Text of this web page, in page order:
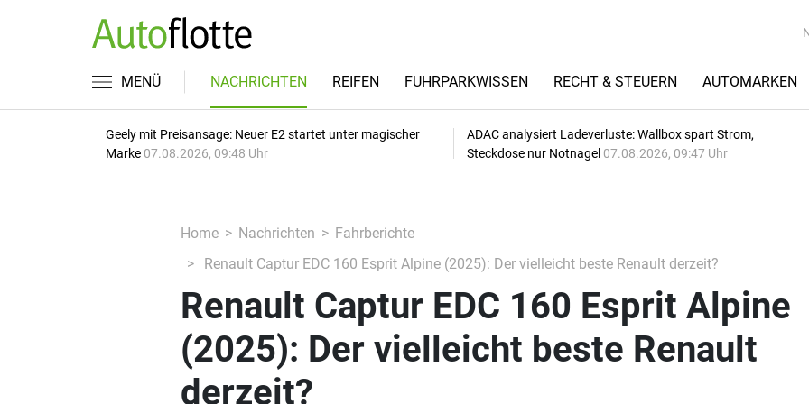
MENÜ NACHRICHTEN REIFEN FUHRPARKWISSEN RECHT & STEUERN AUTOMARKEN
Geely mit Preisansage: Neuer E2 startet unter magischer
Marke 07.08.2026, 09:48 Uhr
ADAC analysiert Ladeverluste: Wallbox spart Strom,
Steckdose nur Notnagel 07.08.2026, 09:47 Uhr
Home Nachrichten
Fahrberichte
Renault Captur EDC 160 Esprit Alpine (2025): Der vielleicht beste Renault derzeit?
Renault Captur EDC 160 Esprit Alpine
(2025): Der vielleicht beste Renault
derzeit?